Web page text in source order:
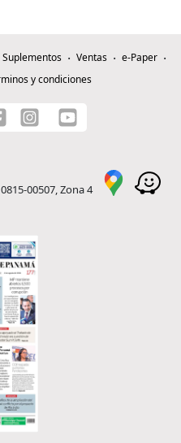
Suplementos Ventas
e-Paper
y condiciones
00507, Zona 4